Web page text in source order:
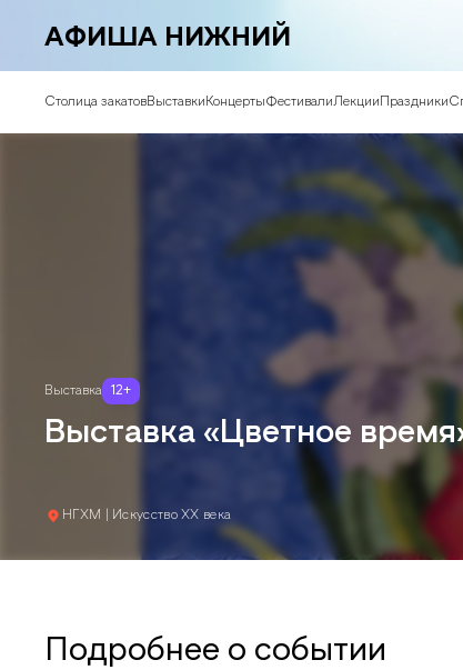
АФИША НИЖНИЙ
Столица закатовВыставкиКонцертыФестивалиЛекции Праздники
Выставка 12+
Выставка «Цветное
НГХМ | Искусство XX века
Подробнее о событии